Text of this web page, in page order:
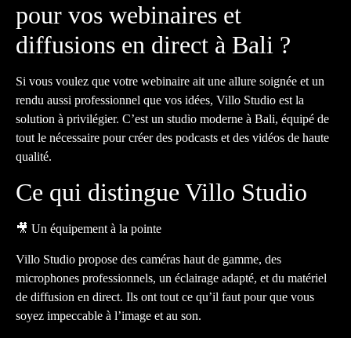
pour vos webinaires et
diffusions en direct à Bali ?
Si vous voulez que votre webinaire ait une allure soignée et un
rendu aussi professionnel que vos idées, Villo Studio est la
solution à privilégier. C’est un studio moderne à Bali, équipé de
tout le nécessaire pour créer des podcasts et des vidéos de haute
qualité.
Ce qui distingue Villo Studio
🎥 Un équipement à la pointe
Villo Studio propose des caméras haut de gamme, des
microphones professionnels, un éclairage adapté, et du matériel
de diffusion en direct. Ils ont tout ce qu’il faut pour que vous
soyez impeccable à l’image et au son.